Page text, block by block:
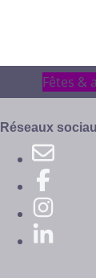
Fêtes &
Fêtes &
Réseaux